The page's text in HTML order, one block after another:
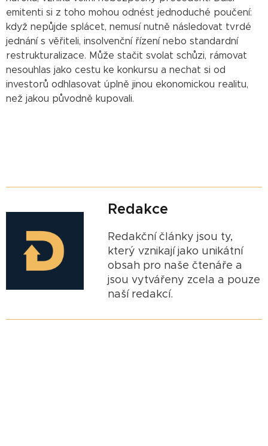
emitenti si z toho mohou odnést jednoduché poučení:
když nepůjde splácet, nemusí nutně následovat tvrdé
jednání s věřiteli, insolvenční řízení nebo standardní
restrukturalizace. Může stačit svolat schůzi, rámovat
nesouhlas jako cestu ke konkursu a nechat si od
investorů odhlasovat úplně jinou ekonomickou realitu,
než jakou původně kupovali.
Redakce
Redakční články jsou ty,
který vznikají jako unikátní
obsah pro naše čtenáře a
jsou vytvářeny zcela a pouze
naší redakcí.